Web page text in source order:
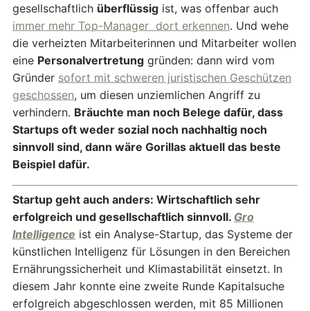
gesellschaftlich überflüssig ist, was offenbar auch
immer mehr Top-Manager dort erkennen. Und wehe
die verheizten Mitarbeiterinnen und Mitarbeiter wollen
eine Personalvertretung gründen: dann wird vom
Gründer sofort mit schweren juristischen Geschützen
geschossen, um diesen unziemlichen Angriff zu
verhindern. Bräuchte man noch Belege dafür, dass
Startups oft weder sozial noch nachhaltig noch
sinnvoll sind, dann wäre Gorillas aktuell das beste
Beispiel dafür.
Startup geht auch anders: Wirtschaftlich sehr
erfolgreich und gesellschaftlich sinnvoll. Gro
Intelligence ist ein Analyse-Startup, das Systeme der
künstlichen Intelligenz für Lösungen in den Bereichen
Ernährungssicherheit und Klimastabilität einsetzt. In
diesem Jahr konnte eine zweite Runde Kapitalsuche
erfolgreich abgeschlossen werden, mit 85 Millionen